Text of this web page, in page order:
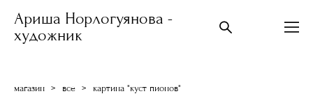
Ариша Норлогуянова -
художник
магазин > все > картина "куст пионов"